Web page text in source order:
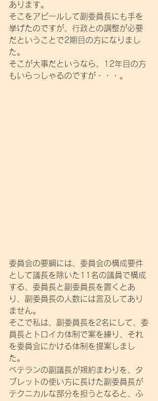
あります。
そこをアピールして副委員長にも手を
挙げたのですが、行政との調整が必要
だということで2期目の方になりまし
た。
そこが大事だというなら、12年目の方
もいらっしゃるのですが・・・。
委員会の要綱には、委員会の構成要件
として議長を除いた11名の議員で構成
する、委員長と副委員長を置くとあ
り、副委員長の人数には言及してあり
ません。
そこで私は、副委員長を2名にして、委
員長とトロイカ体制で案を練り、それ
を委員会にかける体制を提案しまし
た。
ベテランの副議長が規約まわりを、タ
ブレットの使い方に長けた副委員長が
テクニカルな部分を担うとなると、ふ